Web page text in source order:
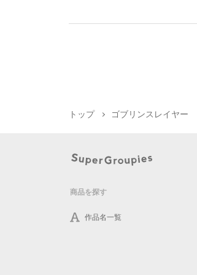
トップ ゴブリンスレイヤー
商品を探す
作品名一覧